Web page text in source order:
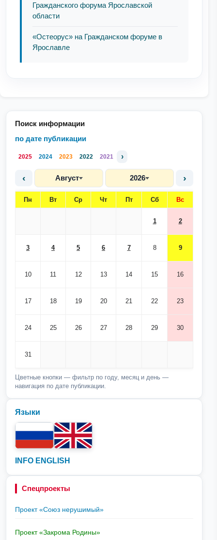
Поиск информации
по дате публикации
2025 2024 2023 2022 2021 ›
‹ Август 2026 ›
Пн Вт Ср Чт Пт Сб Вс
1 2
3 4 5 6 7 8 9
10 11 12 13 14 15 16
17 18 19 20 21 22 23
24 25 26 27 28 29 30
31
Цветные кнопки — фильтр по году, месяц и день —
навигация по дате публикации.
Языки
INFO ENGLISH
Спецпроекты
Проект «Союз нерушимый»
Проект «Закрома Родины»
Гражданского форума Ярославской
области
«Остеорус» на Гражданском форуме в
Ярославле